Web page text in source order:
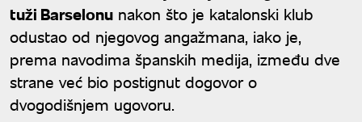
tuži Barselonu nakon što je katalonski klub
odustao od njegovog angažmana, iako je,
prema navodima španskih medija, između dve
strane već bio postignut dogovor o
dvogodišnjem ugovoru.